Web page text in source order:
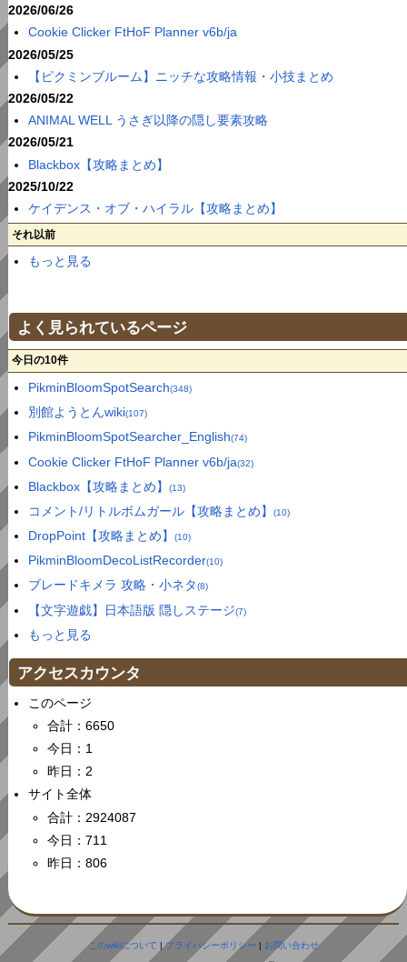
2026/06/26
Cookie Clicker FtHoF Planner v6b/ja
2026/05/25
【ピクミンブルーム】ニッチな攻略情報・小技まとめ
2026/05/22
ANIMAL WELL うさぎ以降の隠し要素攻略
2026/05/21
Blackbox【攻略まとめ】
2025/10/22
ケイデンス・オブ・ハイラル【攻略まとめ】
それ以前
もっと見る
よく見られているページ
今日の10件
PikminBloomSpotSearch(348)
別館ようとんwiki(107)
PikminBloomSpotSearcher_English(74)
Cookie Clicker FtHoF Planner v6b/ja(32)
Blackbox【攻略まとめ】 (13)
コメント/リトルボムガール【攻略まとめ】 (10)
DropPoint【攻略まとめ】 (10)
PikminBloomDecoListRecorder(10)
ブレードキメラ 攻略・小ネタ(8)
【文字遊戯】日本語版 隠しステージ(7)
もっと見る
アクセスカウンタ
このページ
合計：6650
今日：1
昨日：2
サイト全体
合計：2924087
今日：711
昨日：806
このwikiについて |プライバシーポリシー | お問い合わせ